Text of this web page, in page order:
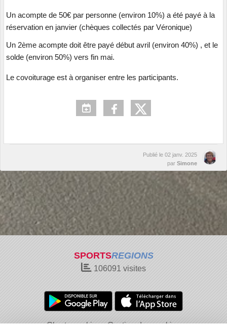
Un acompte de 50€ par personne (environ 10%) a été payé à la
réservation en janvier (chèques collectés par Véronique)
Un 2ème acompte doit être payé début avril (environ 40%) , et le
solde (environ 50%) vers fin mai.
Le covoiturage est à organiser entre les participants.
Publié le 02 janv. 2025
par Simone
SPORTSREGIONS
106091 visites